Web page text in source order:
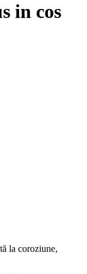
in cos
la coroziune,